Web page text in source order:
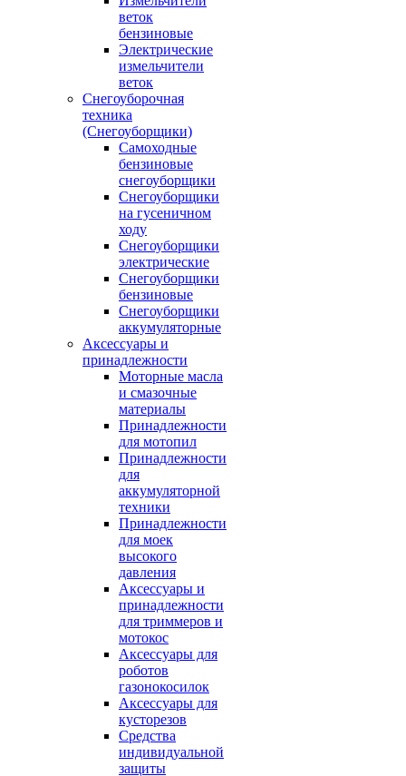
веток
бензиновые
Электрические
измельчители
веток
Снегоуборочная
техника
(Снегоуборщики)
Самоходные
бензиновые
снегоуборщики
Снегоуборщики
на гусеничном
ходу
Снегоуборщики
электрические
Снегоуборщики
бензиновые
Снегоуборщики
аккумуляторные
Аксессуары и
принадлежности
Моторные масла
и смазочные
материалы
Принадлежности
для мотопил
Принадлежности
для
аккумуляторной
техники
Принадлежности
для моек
высокого
давления
Аксессуары и
принадлежности
для триммеров и
мотокос
Аксессуары для
роботов
газонокосилок
Аксессуары для
кусторезов
Средства
индивидуальной
защиты